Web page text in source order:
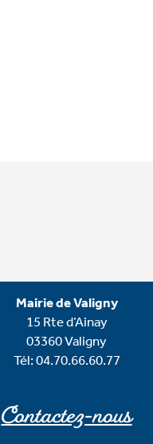
Mairie de Valigny
15 Rte d’Ainay
03360 Valigny
Tél: 04.70.66.60.77
Contactez-nous